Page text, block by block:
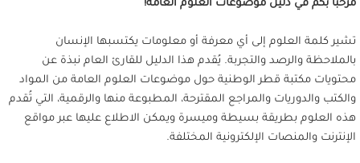
مرحباً بكم في دليل موضوعات العلوم العامة!
تشير كلمة العلوم إلى أي معرفة أو معلومات يكتسبها الإنسان
بالملاحظة والرصد والتجربة. يُقدم هذا الدليل للقارئ العام نبذة عن
محتويات مكتبة قطر الوطنية حول موضوعات العلوم العامة من المواد
والكتب والدوريات والمراجع المقترحة، المطبوعة منها والرقمية، التي تُقدم
هذه العلوم بطريقة بسيطة وميسرة ويمكن الاطلاع عليها عبر مواقع
الإنترنت والمنصات الإلكترونية المختلفة.